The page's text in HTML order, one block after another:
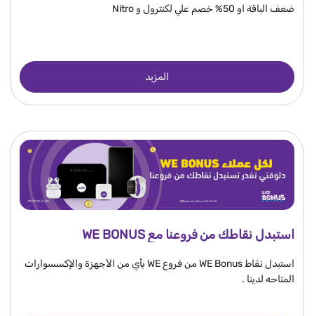
ضعف الباقة او 50% خصم علي لكنترول و Nitro
المزيد
استبدل نقاطك من فروعنا مع WE BONUS
استبدل نقاط WE Bonus من فروع WE بأي من الأجهزة والإكسسوارات
المتاحه لدينا .